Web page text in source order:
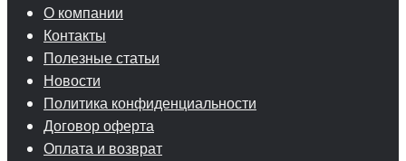
О компании
Контакты
Полезные статьи
Новости
Политика конфиденциальности
Договор оферта
Оплата и возврат